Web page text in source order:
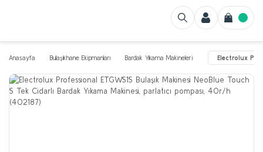
Anasayfa Bulaşıkhane Ekipmanları Bardak Yıkama Makineleri Electrolux